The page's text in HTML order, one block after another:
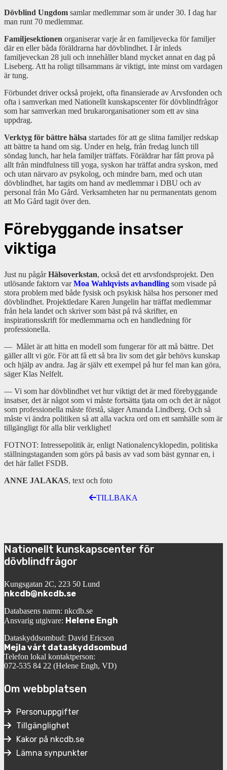
Dövblind Ungdom samlar medlemmar som är under 30. I dag har
man runt 70 medlemmar.
Familjesektionen organiserar varje år en familjevecka för familjer
där en eller båda föräldrarna har dövblindhet. I år inleds
familjeveckan 28 juli och innehåller bland mycket annat en dag på
Liseberg. Att ha roligt tillsammans är viktigt, inte minst om vardagen
är tung.
Förbundet driver också projekt, ofta finansierade av Arvsfonden och
ofta i samverkan med Nationellt kunskapscenter för dövblindfrågor
som har samverkan med brukarorganisationer som ett av sina
uppdrag.
Verktyg för bättre hälsa startades för att ge slitna familjer redskap
att bättre ta hand om sig. Under en helg, från fredag lunch till
söndag lunch, har hela familjer träffats. Föräldrar har fått prova på
allt från mindfulness till yoga, syskon har träffat andra syskon, med
och utan närvaro av psykolog, och mindre barn, med och utan
dövblindhet, har tagits om hand av medlemmar i DBU och av
personal från Mo Gård. Verksamheten har nu permanentats genom
att Mo Gård tagit över den.
Förebyggande insatser
viktiga
Just nu pågårHälsoverkstan, också det ett arvsfondsprojekt. Den
utlösande faktorn varMoa Wahlqvists avhandling som visade på
stora problem med både fysisk och psykisk hälsa hos personer med
dövblindhet. Projektledare Karen Jungelin har träffat medlemmar
från hela landet och skriver som bäst på två skrifter, en
inspirationsskrift för medlemmarna och en handledning för
professionella.
— Målet är att hitta en modell som fungerar för att må bättre. Det
gäller allt vi gör. För att få ett så bra liv som det går behövs kunskap
och hjälp av andra. Jag är själv ett exempel på hur fel man kan göra,
säger Klas Nelfelt.
— Vi som har dövblindhet vet hur viktigt det är med förebyggande
insatser, det är något som vi måste fortsätta tjata om och det är något
som professionella måste förstå, säger Amanda Lindberg. Och så
måste vi ändra politiken så att alla vackra ord om ett samhälle som är
tillgängligt för alla blir verklighet!
FOTNOT: Intressepolitik är, enligt Nationalencyklopedin, politiska
ställningstaganden som görs på basis av vad som bäst gynnar en, i
det här fallet FSDB.
ANNE JALAKAS, text och foto
TILLBAKA
Nationellt kunskapscenter för
dövblindfrågor
Kungsgatan 2C, 223 50 Lund
nkcdb@nkcdb.se
Databasens namn: nkcdb.se
Ansvarig utgivare: Helene Engh
Dataskyddsombud: David Ericson
Mejla vårt dataskyddsombud
Telefon lokal kontaktperson:
072-535 84 22 (Helene Engh, VD)
Om webbplatsen
Personuppgifter
Tillgänglighet
Kakor på nkcdb.se
Lämna synpunkter